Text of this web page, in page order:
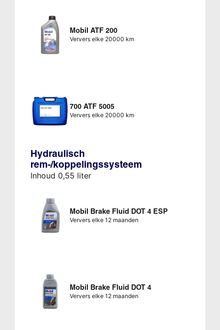
Mobil ATF 200
Ververs elke 20000 km
700 ATF 5005
Ververs elke 20000 km
Hydraulisch
rem-/koppelingssysteem
Inhoud 0,55 liter
Mobil Brake Fluid DOT 4 ESP
Ververs elke 12 maanden
Mobil Brake Fluid DOT 4
Ververs elke 12 maanden